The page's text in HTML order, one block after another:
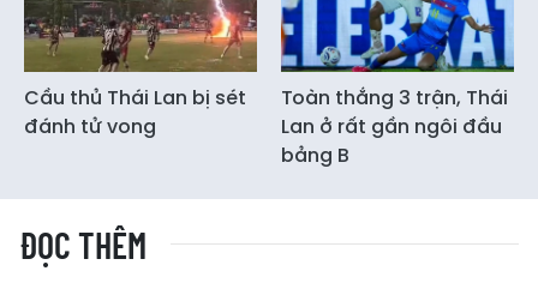
Cầu thủ Thái Lan bị sét
đánh tử vong
Toàn thắng 3 trận, Thái
Lan ở rất gần ngôi đầu
bảng B
ĐỌC THÊM